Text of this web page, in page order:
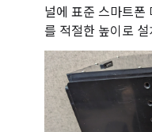
널에 표준 스마트폰
를 적절한 높이로